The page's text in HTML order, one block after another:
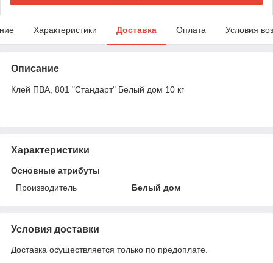
Характеристики Доставка Оплата Условия
Описание
Клей ПВА, 801 "Стандарт" Белый дом 10 кг
Характеристики
Основные атрибуты
Производитель
Белый дом
Условия доставки
Доставка осуществляется только по предоплате.